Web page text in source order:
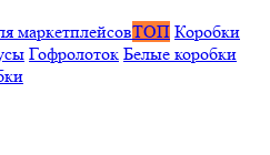
маркетплейсовТОП Коробки
Гофролоток Белые коробки